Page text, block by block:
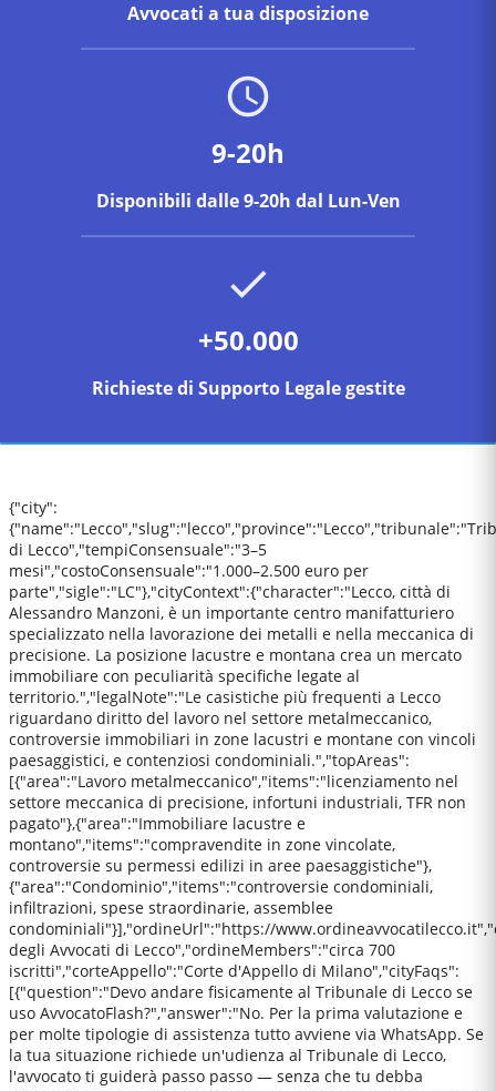
Avvocati a tua disposizione
9-20h
Disponibili dalle 9-20h dal Lun-Ven
+50.000
Richieste di Supporto Legale gestite
{"city":
di Lecco","tempiConsensuale":"3–5
mesi","costoConsensuale":"1.000–2.500 euro per
parte","sigle":"LC"},"cityContext":{"character":"Lecco, città di
Alessandro Manzoni, è un importante centro manifatturiero
specializzato nella lavorazione dei metalli e nella meccanica di
precisione. La posizione lacustre e montana crea un mercato
immobiliare con peculiarità specifiche legate al
territorio.","legalNote":"Le casistiche più frequenti a Lecco
riguardano diritto del lavoro nel settore metalmeccanico,
controversie immobiliari in zone lacustri e montane con vincoli
paesaggistici, e contenziosi condominiali.","topAreas":
[{"area":"Lavoro metalmeccanico","items":"licenziamento nel
settore meccanica di precisione, infortuni industriali, TFR non
pagato"},{"area":"Immobiliare lacustre e
montano","items":"compravendite in zone vincolate,
controversie su permessi edilizi in aree paesaggistiche"},
{"area":"Condominio","items":"controversie condominiali,
infiltrazioni, spese straordinarie, assemblee
condominiali"}],"ordineUrl":"https://
degli Avvocati di Lecco","ordineMembers":"circa 700
iscritti","corteAppello":"Corte d'Appello di Milano","cityFaqs":
[{"question":"Devo andare fisicamente al Tribunale di Lecco se
uso AvvocatoFlash?","answer":"No. Per la prima valutazione e
per molte tipologie di assistenza tutto avviene via WhatsApp. Se
la tua situazione richiede un'udienza al Tribunale di Lecco,
l'avvocato ti guiderà passo passo — senza che tu debba